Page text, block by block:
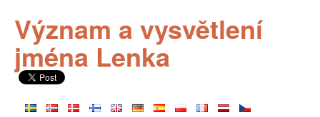
Význam a vysvětlení
jména Lenka